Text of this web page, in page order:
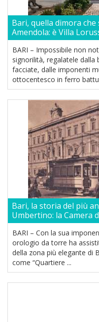
Bari, quella dimora che
Amendola: è Villa
BARI – Impossibile non
signorilità, regalatele dalla
facciate, dalle imponenti
ottocentesco in ferro
Bari, la storia del più
Umbertino: la Camera
BARI – Con la sua
orologio da torre ha
della zona più elegante di
come “Quartiere ...